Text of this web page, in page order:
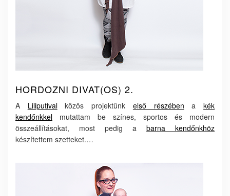
HORDOZNI DIVAT(OS) 2.
A Liliputivalközös projektünk első részében akék
kendőnkkel mutattam be színes, sportos és modern
összeállításokat, most pedig a barna kendőnkhöz
készítettem szetteket.…